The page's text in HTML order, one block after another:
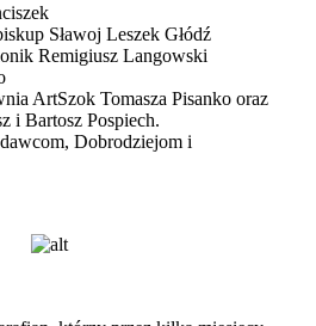
Sławoj Leszek Głódź
Remigiusz Langowski
ArtSzok Tomasza Pisanko oraz
i Bartosz Pospiech.
Dobrodziejom i